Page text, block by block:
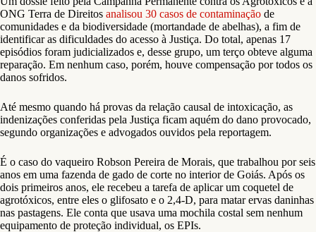
ONG Terra de Direitos analisou 30 casos de contaminação de
comunidades e da biodiversidade (mortandade de abelhas), a fim de
identificar as dificuldades do acesso à Justiça. Do total, apenas 17
episódios foram judicializados e, desse grupo, um terço obteve alguma
reparação. Em nenhum caso, porém, houve compensação por todos os
danos sofridos.
Até mesmo quando há provas da relação causal de intoxicação, as
indenizações conferidas pela Justiça ficam aquém do dano provocado,
segundo organizações e advogados ouvidos pela reportagem.
É o caso do vaqueiro Robson Pereira de Morais, que trabalhou por seis
anos em uma fazenda de gado de corte no interior de Goiás. Após os
dois primeiros anos, ele recebeu a tarefa de aplicar um coquetel de
agrotóxicos, entre eles o glifosato e o 2,4-D, para matar ervas daninhas
nas pastagens. Ele conta que usava uma mochila costal sem nenhum
equipamento de proteção individual, os EPIs.